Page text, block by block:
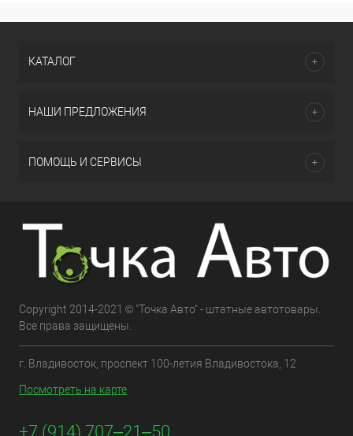
КАТАЛОГ
НАШИ ПРЕДЛОЖЕНИЯ
ПОМОЩЬ И СЕРВИСЫ
Copyright 2014-2021 © "Точка Авто" - штатные автотовары.
Все права защищены.
г. Владивосток, проспект 100-летия Владивостока, 12
Посмотреть на карте
+7 (914) 707‒21‒50